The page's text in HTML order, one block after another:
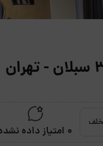
0 امتیاز داده نشده